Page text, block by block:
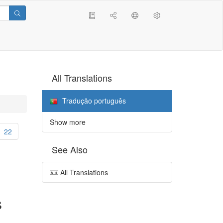
22
All Translations
Tradução português
Show more
See Also
All Translations